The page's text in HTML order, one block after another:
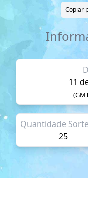
Copiar
11
Quantidade
25